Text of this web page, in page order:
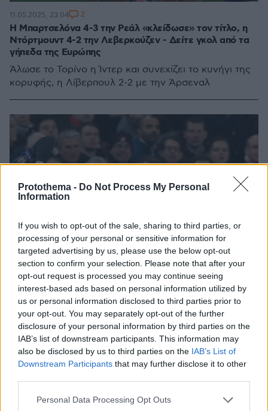
Protothema - Do Not Process My Personal
Information
If you wish to opt-out of the sale, sharing to third parties, or
processing of your personal or sensitive information for
targeted advertising by us, please use the below opt-out
section to confirm your selection. Please note that after your
opt-out request is processed you may continue seeing
interest-based ads based on personal information utilized by
us or personal information disclosed to third parties prior to
your opt-out. You may separately opt-out of the further
disclosure of your personal information by third parties on the
IAB’s list of downstream participants. This information may
also be disclosed by us to third parties on the IAB’s List of
Downstream Participants that may further disclose it to other
Please note that this website/app uses one or more Google
Personal Data Processing Opt Outs
Η Μπαρτσελόνα 4-3 την Ρεάλ «κλείδωσε» τον τίτλο, η
Ντόρτμουντ 4-2 την Λεβερκούζεν - Δείτε γκολ από τα
γήπεδα της Ευρώπης
Άλωσε το Τορίνο η Ίντερ και συνεχίζει το κυνήγι της
κορυφής, η Λίβερπουλ 2-2 με την Άρσεναλ
11.05.2025, 23:04 2
Βασίλισσα δάμασε τον Αίαντα